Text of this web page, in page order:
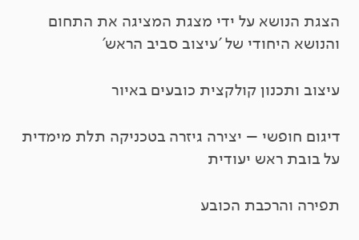
הצגת הנושא על ידי מצגת המציגה את התחום
והנושא היחודי של 'עיצוב סביב הראש'
עיצוב ותכנון קולקצית כובעים באיור
דיגום חופשי – יצירה גיזרה בטכניקה תלת מימדית
על בובת ראש יעודית
תפירה והרכבת הכובע